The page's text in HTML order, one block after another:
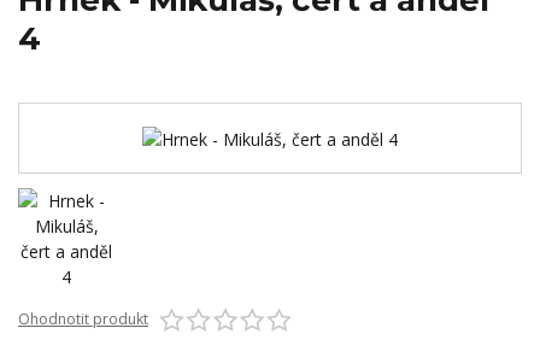
4
Ohodnotit produkt